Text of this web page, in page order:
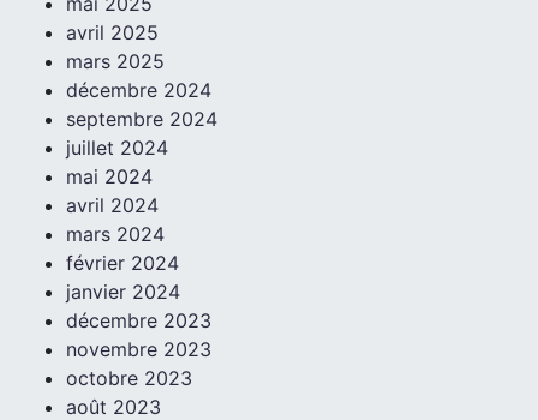
avril 2025
mars 2025
décembre 2024
septembre 2024
juillet 2024
mai 2024
avril 2024
mars 2024
février 2024
janvier 2024
décembre 2023
novembre 2023
octobre 2023
août 2023